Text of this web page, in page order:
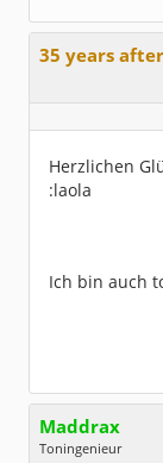
35 years after
Herzlichen
:laola
Ich bin auch
Maddrax
Toningenieur